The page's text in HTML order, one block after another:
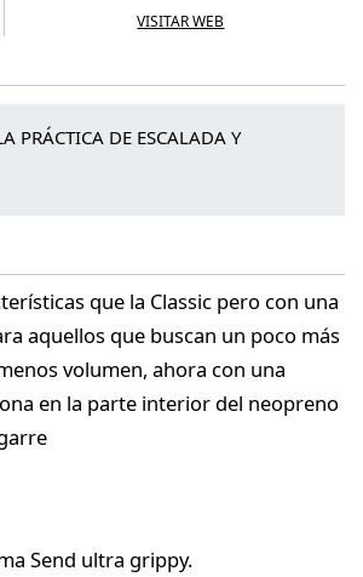
VISITAR WEB
PRÁCTICA DE ESCALADA Y
que la Classic pero con una
aquellos que buscan un poco más
volumen, ahora con una
en la parte interior del neopreno
Send ultra grippy.